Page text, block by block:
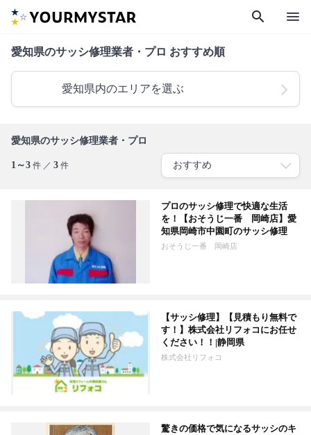
search menu
愛知県のサッシ修理業者・プロ おすすめ順
愛知県内のエリアを選ぶ
愛知県のサッシ修理業者・プロ
1～3 件 ／ 3 件
プロのサッシ修理で快適な生活
を！【おそうじ一番 岡崎店】愛
知県岡崎市中園町のサッシ修理
おそうじ一番 岡崎店
【サッシ修理】【見積もり無料で
す！】株式会社リフォコにお任せ
ください！！|静岡県
株式会社リフォコ
驚きの価格で気になるサッシのキ